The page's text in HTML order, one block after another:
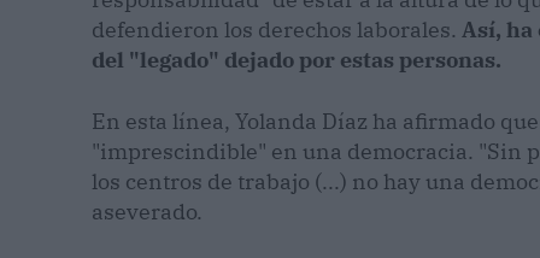
defendieron los derechos laborales. Así, ha
del "legado" dejado por estas personas.
En esta línea, Yolanda Díaz ha afirmado
"imprescindible" en una democracia. "Sin
los centros de trabajo (...) no hay una
aseverado.